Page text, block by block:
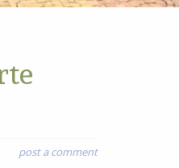
post a comment